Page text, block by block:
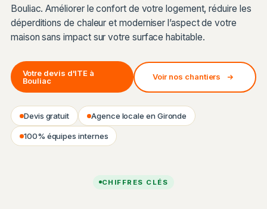
Bouliac. Améliorer le confort de votre logement, réduire les
déperditions de chaleur et moderniser l’aspect de votre
maison sans impact sur votre surface habitable.
Votre devis d'ITE à
Bouliac
Voir nos chantiers
Devis gratuit Agence locale en Gironde
100% équipes internes
Chantier ISO&FACE — Isolation thermique par l'extérieur
CHIFFRES CLÉS